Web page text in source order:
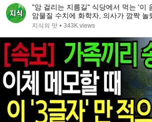
"암 걸리는 지름길" 식당에서 먹는 '이
암물질 수치에 화학자, 의사가 깜짝 놀
매 걸리기 싫다면 절대 먹지 마세요 (암
지식의 맛 • 343K views